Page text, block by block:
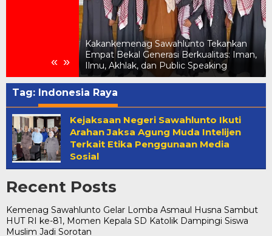
« »
Kakankemenag Sawahlunto Tekankan
Empat Bekal Generasi Berkualitas: Iman,
Ilmu, Akhlak, dan Public Speaking
Tag: Indonesia Raya
Kejaksaan Negeri Sawahlunto Ikuti
Arahan Jaksa Agung Muda Intelijen
Terkait Etika Penggunaan Media
Sosial
Recent Posts
Kemenag Sawahlunto Gelar Lomba Asmaul Husna Sambut
HUT RI ke-81, Momen Kepala SD Katolik Dampingi Siswa
Muslim Jadi Sorotan